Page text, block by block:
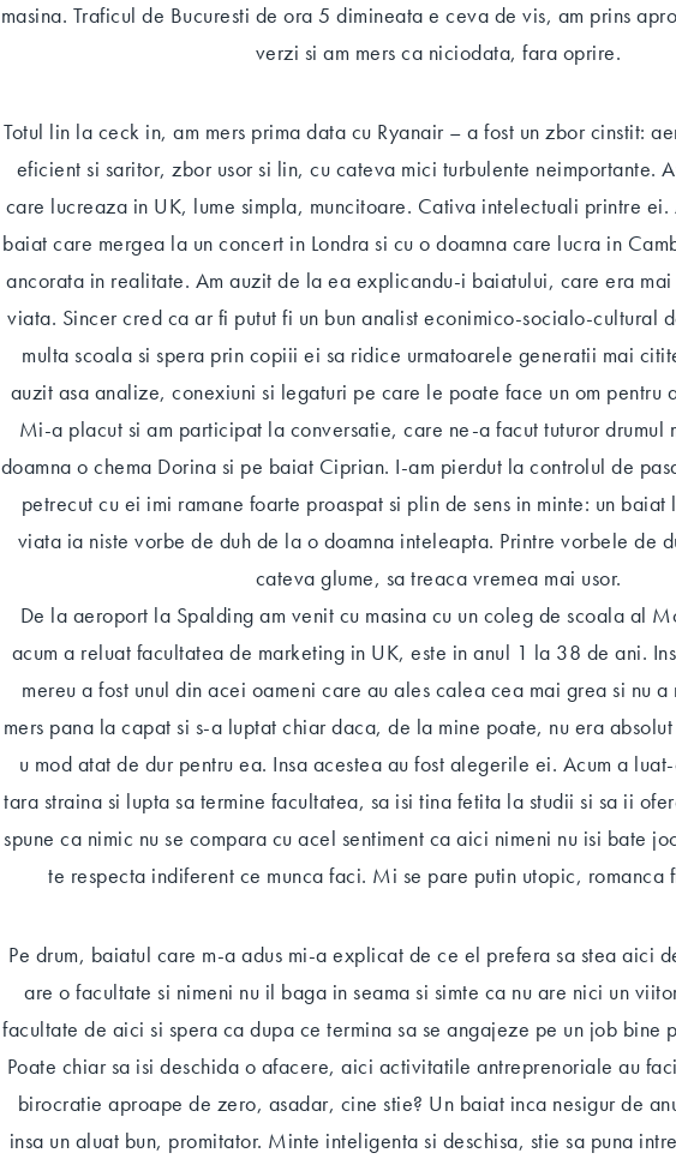
masina. Traficul de Bucuresti de ora 5 dimineata e ceva de vis, am prins
verzi si am mers ca niciodata, fara oprire.
Totul lin la ceck in, am mers prima data cu Ryanair – a fost un zbor cinstit:
eficient si saritor, zbor usor si lin, cu cateva mici turbulente neimportante.
care lucreaza in UK, lume simpla, muncitoare. Cativa intelectuali printre ei.
baiat care mergea la un concert in Londra si cu o doamna care lucra in
ancorata in realitate. Am auzit de la ea explicandu-i baiatului, care era
viata. Sincer cred ca ar fi putut fi un bun analist econimico-socialo-cultural
multa scoala si spera prin copiii ei sa ridice urmatoarele generatii mai
auzit asa analize, conexiuni si legaturi pe care le poate face un om pentru
Mi-a placut si am participat la conversatie, care ne-a facut tuturor drumul
doamna o chema Dorina si pe baiat Ciprian. I-am pierdut la controlul de
petrecut cu ei imi ramane foarte proaspat si plin de sens in minte: un baiat
viata ia niste vorbe de duh de la o doamna inteleapta. Printre vorbele de
cateva glume, sa treaca vremea mai usor.
De la aeroport la Spalding am venit cu masina cu un coleg de scoala al
acum a reluat facultatea de marketing in UK, este in anul 1 la 38 de ani.
mereu a fost unul din acei oameni care au ales calea cea mai grea si nu
mers pana la capat si s-a luptat chiar daca, de la mine poate, nu era
u mod atat de dur pentru ea. Insa acestea au fost alegerile ei. Acum a
tara straina si lupta sa termine facultatea, sa isi tina fetita la studii si sa ii
spune ca nimic nu se compara cu acel sentiment ca aici nimeni nu isi bate
te respecta indiferent ce munca faci. Mi se pare putin utopic, romanca
Pe drum, baiatul care m-a adus mi-a explicat de ce el prefera sa stea aici
are o facultate si nimeni nu il baga in seama si simte ca nu are nici un
facultate de aici si spera ca dupa ce termina sa se angajeze pe un job bine
Poate chiar sa isi deschida o afacere, aici activitatile antreprenoriale au
birocratie aproape de zero, asadar, cine stie? Un baiat inca nesigur de
insa un aluat bun, promitator. Minte inteligenta si deschisa, stie sa puna